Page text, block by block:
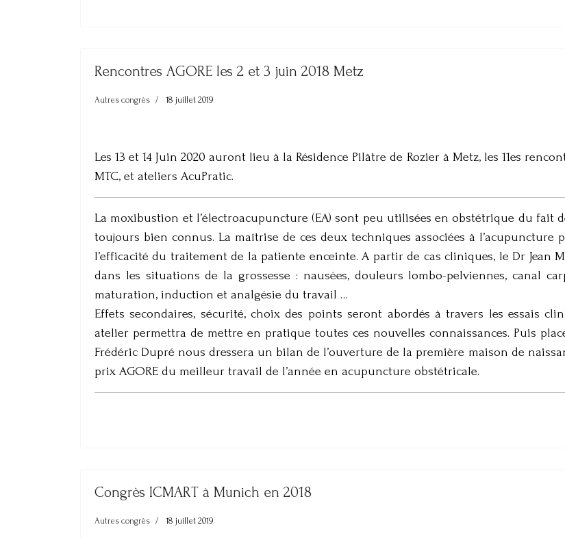
Rencontres AGORE les 2 et 3 juin 2018 Metz
Autres congrès 18 juillet 2019
Les 13 et 14 Juin 2020 auront lieu à la Résidence Pilâtre de Rozier à Metz, les 11es
MTC, et ateliers AcuPratic.
La moxibustion et l’électroacupuncture (EA) sont peu utilisées en obstétrique du fait
toujours bien connus. La maîtrise de ces deux techniques associées à
l’efficacité du traitement de la patiente enceinte. A partir de cas cliniques, le Dr Jean
dans les situations de la grossesse : nausées, douleurs lombo-pelviennes, canal
maturation, induction et analgésie du travail …
Effets secondaires, sécurité, choix des points seront abordés à travers les essais
atelier permettra de mettre en pratique toutes ces nouvelles connaissances. Puis
Frédéric Dupré nous dressera un bilan de l’ouverture de la première maison de
prix AGORE du meilleur travail de l’année en acupuncture obstétricale.
Congrès ICMART à Munich en 2018
Autres congrès 18 juillet 2019